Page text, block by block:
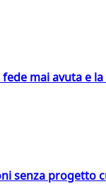
mai avuta e
senza progetto